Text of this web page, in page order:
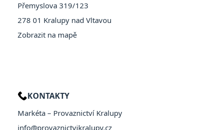
Přemyslova 319/123
278 01 Kralupy nad Vltavou
Zobrazit na mapě
KONTAKTY
Markéta – Provaznictví Kralupy
info@provaznictvikralupy.cz